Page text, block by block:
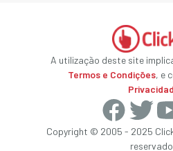
A utilização deste site
Termos e Condições, e
Copyright © 2005 - 2025